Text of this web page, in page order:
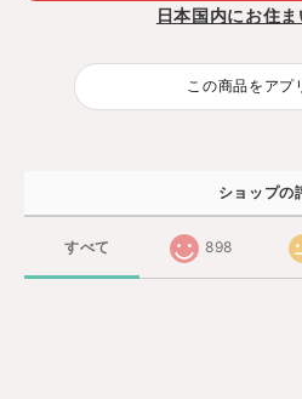
日本国内にお住
この商品をアプ
ショップの
すべて 898